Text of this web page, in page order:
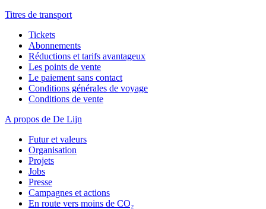
Titres de transport
Tickets
Abonnements
Réductions et tarifs avantageux
Les points de vente
Le paiement sans contact
Conditions générales de voyage
Conditions de vente
A propos de De Lijn
Futur et valeurs
Organisation
Projets
Jobs
Presse
Campagnes et actions
En route vers moins de CO₂